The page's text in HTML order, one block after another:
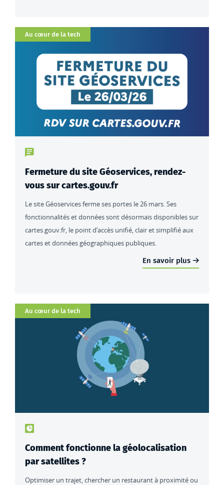
Catégorie
Au cœur de la tech
Type de contenu : actualités
Fermeture du site Géoservices, rendez-
vous sur cartes.gouv.fr
Le site Géoservices ferme ses portes le 26 mars. Ses
fonctionnalités et données sont désormais disponibles sur
cartes.gouv.fr, le point d’accès unifié, clair et simplifié aux
cartes et données géographiques publiques.
En savoir plus
Catégorie
Au cœur de la tech
Type de contenu : actualités
Comment fonctionne la géolocalisation
par satellites ?
Optimiser un trajet, chercher un restaurant à proximité ou